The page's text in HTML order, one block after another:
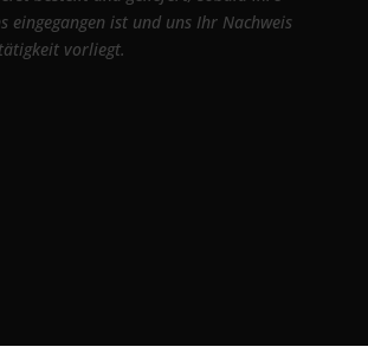
eingegangen ist und uns Ihr Nachweis
vorliegt.